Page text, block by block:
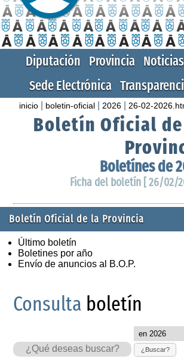
Diputación Provincia Noticias
Sede Electrónica
inicio boletin-oficial 2026 26-02-
Boletín Oficial
Boletínes de
Ficha del boletín [ 26/02/
Boletín Oficial de la Provincia
Último boletín
Boletines por año
Envío de anuncios al B.O.P.
Consulta boletín
¿Buscar?